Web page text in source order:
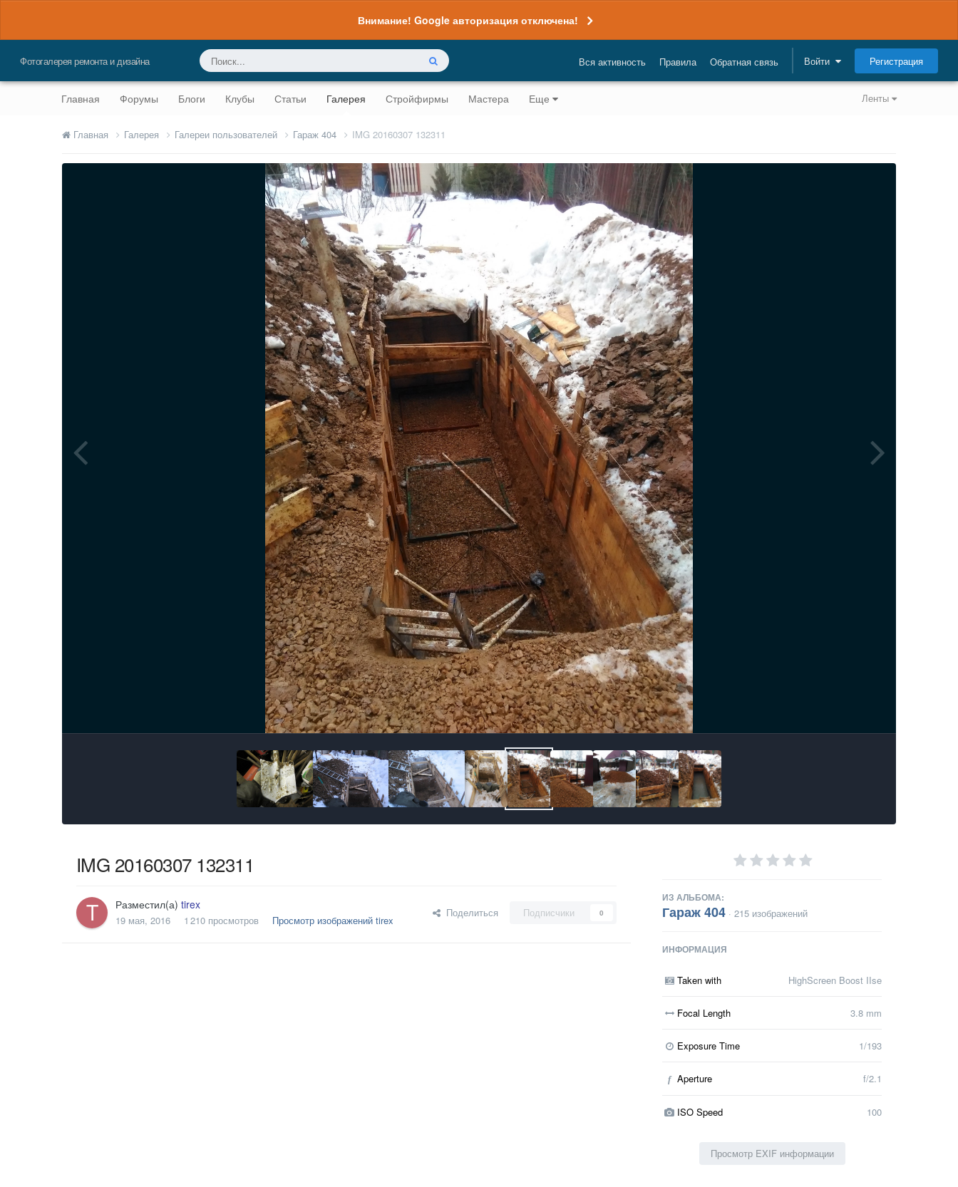
Внимание! Google авторизация отключена!
Фотогалерея ремонта и дизайна Вся активность Правила Обратная связь Войти Регистрация
Ленты
Главная Форумы Блоги Клубы Статьи Галерея Стройфирмы Мастера Еще
Главная Галерея Галереи пользователей Гараж 404 IMG 20160307 132311
IMG 20160307 132311
Разместил(а) tirex
19 мая, 2016 1 210 просмотров Просмотр изображений tirex
Поделиться Подписчики 0
ИЗ АЛЬБОМА:
Гараж 404 · 215 изображений
ИНФОРМАЦИЯ
Taken with HighScreen Boost IIse
Focal Length 3.8 mm
Exposure Time 1/193
f Aperture f/2.1
ISO Speed 100
Просмотр EXIF информации